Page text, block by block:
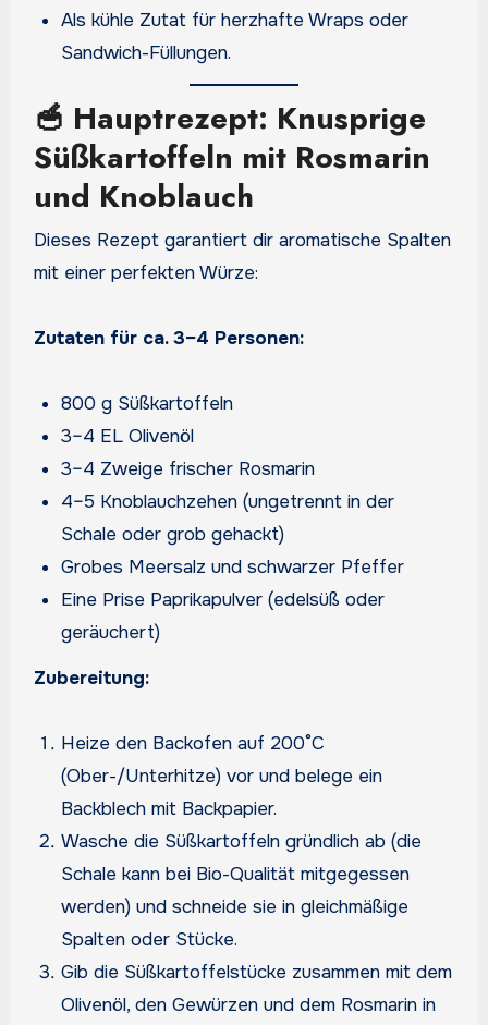
Als kühle Zutat für herzhafte Wraps oder
Sandwich-Füllungen.
🥣 Hauptrezept: Knusprige
Süßkartoffeln mit Rosmarin
und Knoblauch
Dieses Rezept garantiert dir aromatische Spalten
mit einer perfekten Würze:
Zutaten für ca. 3–4 Personen:
800 g Süßkartoffeln
3–4 EL Olivenöl
3–4 Zweige frischer Rosmarin
4–5 Knoblauchzehen (ungetrennt in der
Schale oder grob gehackt)
Grobes Meersalz und schwarzer Pfeffer
Eine Prise Paprikapulver (edelsüß oder
geräuchert)
Zubereitung:
Heize den Backofen auf 200°C
(Ober-/Unterhitze) vor und belege ein
Backblech mit Backpapier.
Wasche die Süßkartoffeln gründlich ab (die
Schale kann bei Bio-Qualität mitgegessen
werden) und schneide sie in gleichmäßige
Spalten oder Stücke.
Gib die Süßkartoffelstücke zusammen mit dem
Olivenöl, den Gewürzen und dem Rosmarin in